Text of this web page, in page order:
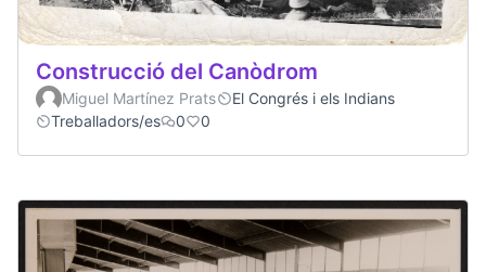
Construcció del Canòdrom
Miguel Martínez Prats
El Congrés i els Indians
Treballadors/es
0 0